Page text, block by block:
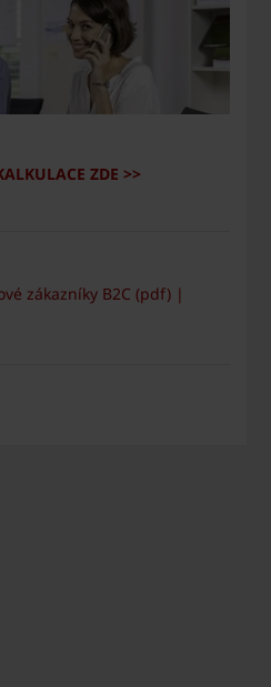
ZDE >>
zákazníky B2C (pdf) |